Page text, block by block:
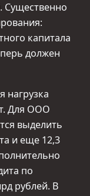
Существенно
капитала
должен
нагрузка
Для ООО
выделить
и еще 12,3
по
рублей. В